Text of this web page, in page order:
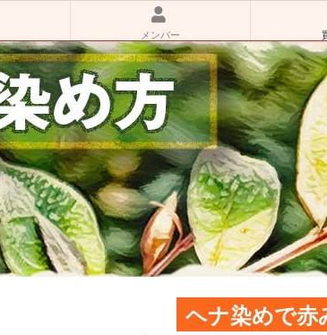
メンバー
ヘナ染めで赤